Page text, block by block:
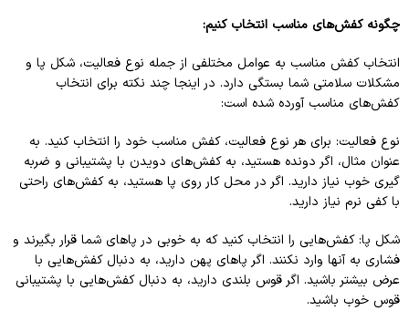
چگونه کفش‌های مناسب انتخاب کنیم:
انتخاب کفش مناسب به عوامل مختلفی از جمله نوع فعالیت، شکل پا و
مشکلات سلامتی شما بستگی دارد. در اینجا چند نکته برای انتخاب
کفش‌های مناسب آورده شده است:
نوع فعالیت: برای هر نوع فعالیت، کفش مناسب خود را انتخاب کنید. به
عنوان مثال، اگر دونده هستید، به کفش‌های دویدن با پشتیبانی و ضربه
گیری خوب نیاز دارید. اگر در محل کار روی پا هستید، به کفش‌های راحتی
با کفی نرم نیاز دارید.
شکل پا: کفش‌هایی را انتخاب کنید که به خوبی در پاهای شما قرار بگیرند و
فشاری به آنها وارد نکنند. اگر پاهای پهن دارید، به دنبال کفش‌هایی با
عرض بیشتر باشید. اگر قوس بلندی دارید، به دنبال کفش‌هایی با پشتیبانی
قوس خوب باشید.